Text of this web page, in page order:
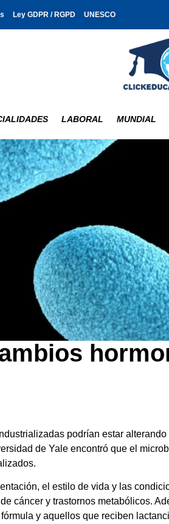
Ley GDPR / RGPD UNESCO
LABORAL MUNDIAL
podrían estar
de Yale encontró que el
el estilo de vida y las
cáncer y trastornos metabólicos.
y aquellos que reciben